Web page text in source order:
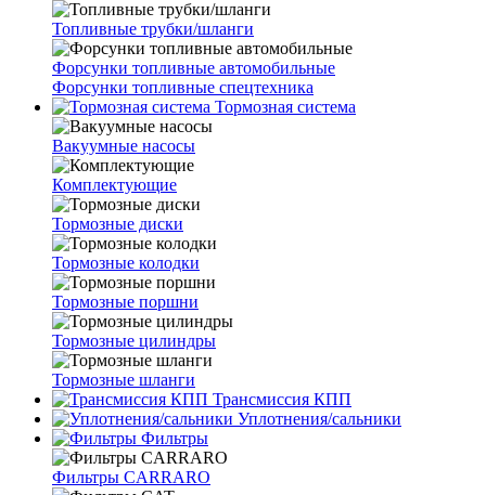
Топливные трубки/шланги
Форсунки топливные автомобильные
Форсунки топливные спецтехника
Тормозная система
Вакуумные насосы
Комплектующие
Тормозные диски
Тормозные колодки
Тормозные поршни
Тормозные цилиндры
Тормозные шланги
Трансмиссия КПП
Уплотнения/сальники
Фильтры
Фильтры CARRARO